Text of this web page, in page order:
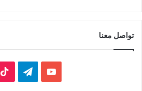
تواصل معنا
‫YouTubeتيلقرام